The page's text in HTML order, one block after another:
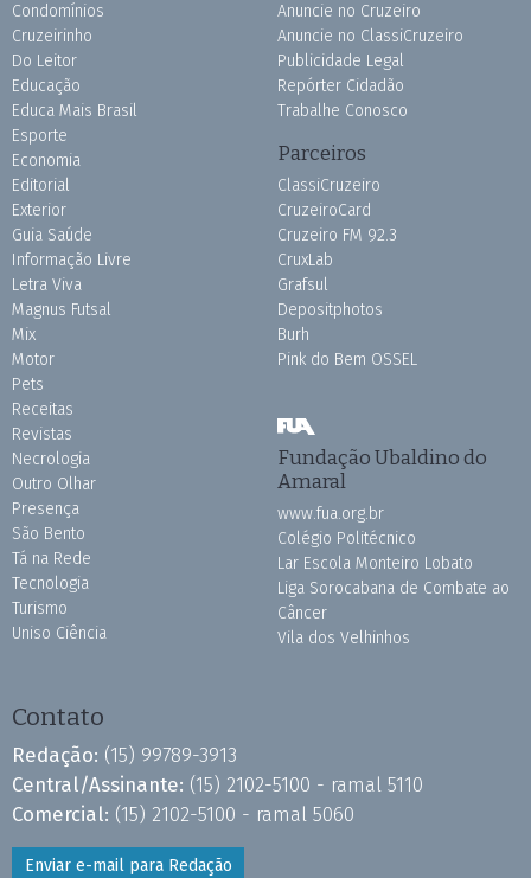
Condomínios
Cruzeirinho
Do Leitor
Educação
Educa Mais Brasil
Esporte
Economia
Editorial
Exterior
Guia Saúde
Informação Livre
Letra Viva
Magnus Futsal
Mix
Motor
Pets
Receitas
Revistas
Necrologia
Outro Olhar
Presença
São Bento
Tá na Rede
Tecnologia
Turismo
Uniso Ciência
Anuncie no Cruzeiro
Anuncie no ClassiCruzeiro
Publicidade Legal
Repórter Cidadão
Trabalhe Conosco
Parceiros
ClassiCruzeiro
CruzeiroCard
Cruzeiro FM 92.3
CruxLab
Grafsul
Depositphotos
Burh
Pink do Bem OSSEL
Fundação Ubaldino do
Amaral
www.fua.org.br
Colégio Politécnico
Lar Escola Monteiro Lobato
Liga Sorocabana de Combate ao
Câncer
Vila dos Velhinhos
Contato
Redação: (15) 99789-3913
Central/Assinante: (15) 2102-5100 - ramal 5110
Comercial: (15) 2102-5100 - ramal 5060
Enviar e-mail para Redação